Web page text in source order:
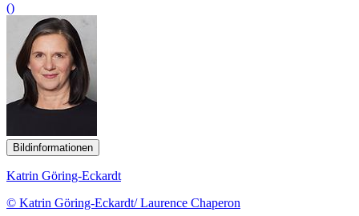
()
Bildinformationen
Katrin Göring-Eckardt
© Katrin Göring-Eckardt/ Laurence Chaperon